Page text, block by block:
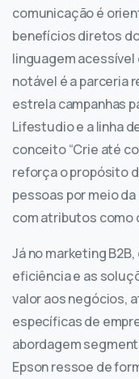
comunicação é
benefícios diretos
linguagem acessível
notável é a parceria
estrela campanhas
Lifestudio e a linha
conceito “Crie até
reforça o propósito
pessoas por meio
com atributos como
Já no marketing
eficiência e as
valor aos negócios,
específicas de
abordagem
Epson ressoe de